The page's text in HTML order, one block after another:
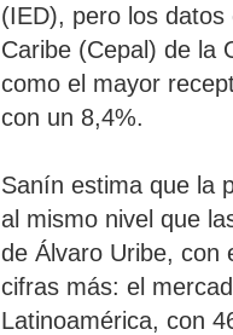
(IED), pero los
Caribe (Cepal) de la
como el mayor
con un 8,4%.
Sanín estima que la
al mismo nivel que
de Álvaro Uribe, con
cifras más: el
Latinoamérica, con